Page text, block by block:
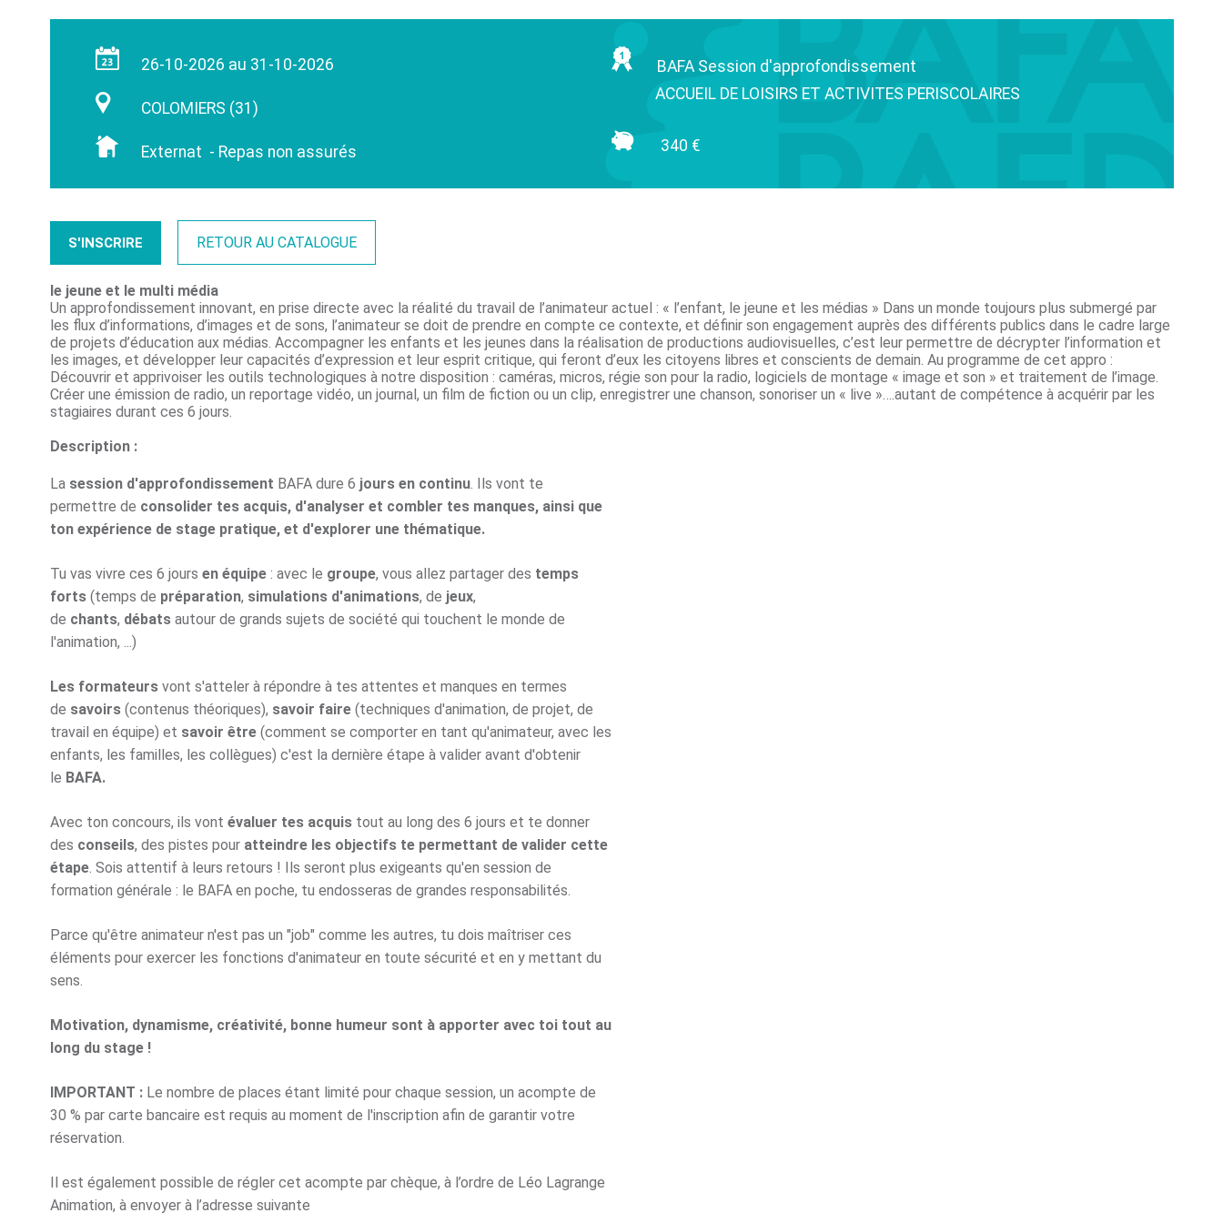
26-10-2026 au 31-10-2026
COLOMIERS (31)
Externat - Repas non assurés
BAFA Session d'approfondissement
ACCUEIL DE LOISIRS ET ACTIVITES PERISCOLAIRES
340 €
S'INSCRIRE RETOUR AU CATALOGUE
le jeune et le multi média
Un approfondissement innovant, en prise directe avec la réalité du travail de l’animateur actuel : « l’enfant, le jeune et les médias » Dans un monde toujours plus submergé par
les flux d’informations, d’images et de sons, l’animateur se doit de prendre en compte ce contexte, et définir son engagement auprès des différents publics dans le cadre large
de projets d’éducation aux médias. Accompagner les enfants et les jeunes dans la réalisation de productions audiovisuelles, c’est leur permettre de décrypter l’information et
les images, et développer leur capacités d’expression et leur esprit critique, qui feront d’eux les citoyens libres et conscients de demain. Au programme de cet appro :
Découvrir et apprivoiser les outils technologiques à notre disposition : caméras, micros, régie son pour la radio, logiciels de montage « image et son » et traitement de l’image.
Créer une émission de radio, un reportage vidéo, un journal, un film de fiction ou un clip, enregistrer une chanson, sonoriser un « live »….autant de compétence à acquérir par les
stagiaires durant ces 6 jours.
Description :
La session d'approfondissement BAFA dure 6 jours en continu. Ils vont te
permettre de consolider tes acquis, d'analyser et combler tes manques, ainsi que
ton expérience de stage pratique, et d'explorer une thématique.
Tu vas vivre ces 6 jours en équipe: avec le groupe, vous allez partager des temps
forts(temps de préparation, simulations d'animations, de jeux,
de chants, débatsautour de grands sujets de société qui touchent le monde de
l'animation, ...)
Les formateursvont s'atteler à répondre à tes attentes et manques en termes
de savoirs(contenus théoriques), savoir faire(techniques d'animation, de projet, de
travail en équipe) et savoir être(comment se comporter en tant qu'animateur, avec les
enfants, les familles, les collègues) c'est la dernière étape à valider avant d'obtenir
le BAFA.
Avec ton concours, ils vont évaluer tes acquistout au long des 6 jours et te donner
des conseils, des pistes pour atteindre les objectifs te permettant de valider cette
étape. Sois attentif à leurs retours ! Ils seront plus exigeants qu'en session de
formation générale : le BAFA en poche, tu endosseras de grandes responsabilités.
Parce qu'être animateur n'est pas un "job" comme les autres, tu dois maîtriser ces
éléments pour exercer les fonctions d'animateur en toute sécurité et en y mettant du
sens.
Motivation, dynamisme, créativité, bonne humeur sont à apporter avec toi tout au
long du stage !
IMPORTANT : Le nombre de places étant limité pour chaque session, un acompte de
30 % par carte bancaire est requis au moment de l'inscription afin de garantir votre
réservation.
Il est également possible de régler cet acompte par chèque, à l’ordre de Léo Lagrange
Animation, à envoyer à l’adresse suivante